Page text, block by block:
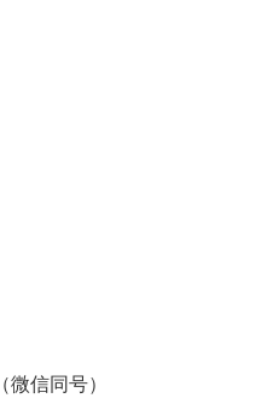
（微信同号）